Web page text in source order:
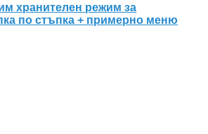
хранителен режим за
по стъпка + примерно меню